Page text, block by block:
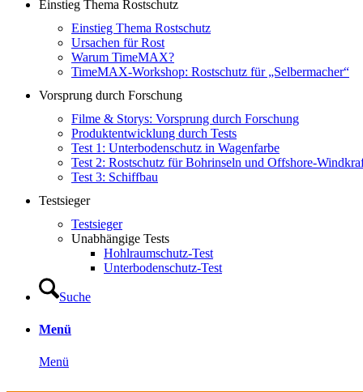
Einstieg Thema Rostschutz
Einstieg Thema Rostschutz
Ursachen für Rost
Warum TimeMAX?
TimeMAX-Workshop: Rostschutz für „Selbermacher“
Vorsprung durch Forschung
Filme & Storys: Vorsprung durch Forschung
Produktentwicklung durch Tests
Test 1: Unterbodenschutz in Wagenfarbe
Test 2: Rostschutz für Bohrinseln und Offshore-
Test 3: Schiffbau
Testsieger
Testsieger
Unabhängige Tests
Hohlraumschutz-Test
Unterbodenschutz-Test
Suche
Menü
Menü